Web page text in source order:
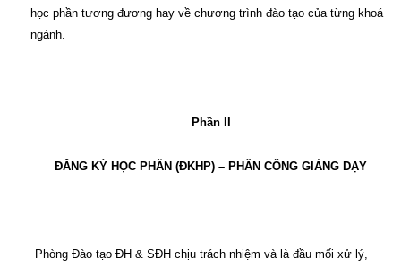
học phần tương đương hay về chương trình đào tạo của từng khoá
ngành.
Phần II
ĐĂNG KÝ HỌC PHẦN (ĐKHP) – PHÂN CÔNG GIẢNG DẠY
Phòng Đào tạo ĐH & SĐH chịu trách nhiệm và là đầu mối xử lý,